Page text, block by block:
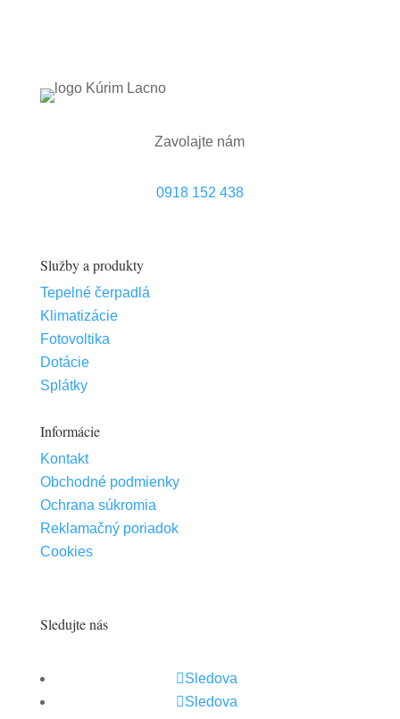
Zavolajte nám
0918 152 438
Služby a produkty
Tepelné čerpadlá
Klimatizácie
Fotovoltika
Dotácie
Splátky
Informácie
Kontakt
Obchodné podmienky
Ochrana súkromia
Reklamačný poriadok
Cookies
Sledujte nás
Sledova
Sledova